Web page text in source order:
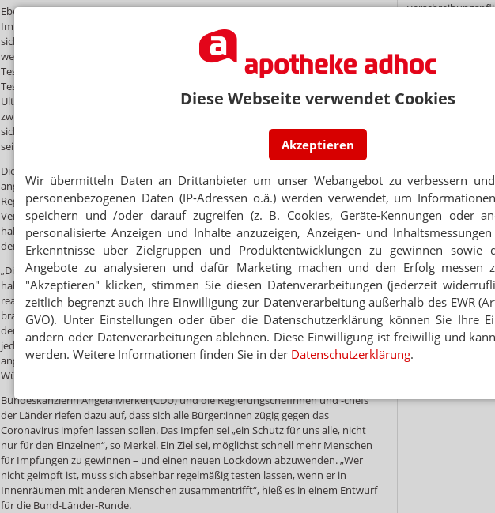
Diese Webseite verwendet Cookies
Akzeptieren
Wir übermitteln Daten an Drittanbieter um unser Webangebot zu verbessern
personenbezogenen Daten (IP-Adressen o.ä.) werden verwendet, um
speichern und /oder darauf zugreifen (z. B. Cookies, Geräte-Kennungen oder
personalisierte Anzeigen und Inhalte anzuzeigen, Anzeigen- und
Erkenntnisse über Zielgruppen und Produktentwicklungen zu gewinnen sowie
Angebote zu analysieren und dafür Marketing machen und den Erfolg messen
"Akzeptieren" klicken, stimmen Sie diesen Datenverarbeitungen (jederzeit
zeitlich begrenzt auch Ihre Einwilligung zur Datenverarbeitung außerhalb des EWR
GVO). Unter Einstellungen oder über die Datenschutzerklärung können Sie Ihre
ändern oder Datenverarbeitungen ablehnen. Diese Einwilligung ist freiwillig und
werden. Weitere Informationen finden Sie in der Datenschutzerklärung.
Ebenfalls unschlüssig ist ein Apotheker aus Nordrhein-Westfalen. „Mein erster
Impuls war, das Testzentrum sofort zu schließen“, sagt er. Allerdings befinde er
sich in einer „moralischen Zwickmühle“, da Test für Personen, die nicht geimpft
werden könnten, wichtig seien. Sicherlich werde er das extra eingestellte
Testpersonal und die Testzeiten reduzieren. „Meine Sorge dabei ist, wie ich diese
Tests abrechnungstechnisch nachweisen soll. Soll ich bei Schwangeren ein
Ultraschallbild einreichen?“ Wenn er weiter macht, könnte er sich einen Preis
zwischen 20 und 25 Euro vorstellen – „damit es Spaß macht“. Für Menschen, die
sich nicht impfen lassen wollten, könnte der Preis allerdings nicht teuer genug
sein, betont er.
Die City-Apotheke im baden-württembergischen Engen testet bereits seit Juli
angesichts der neuen Anforderungen nicht mehr. „Die Vorgaben der
Regierenden empfinden wir als völlig aus der Welt und auch die abgesenkte
Vergütung verbessert die Situation nicht“, sagt PTA Ariel Wagner. Aber Qualität
habe nun einmal ihren Preis. In der Apotheke führe das oft zu Beschwerden –
denn in der Region sei die Zahl der Teststellen zurückgegangen.
„Die meisten Kunden haben nach einer Erklärung zwar Verständnis und viele
haben das auf ihrer Suche wohl auch schon öfter gehört, aber verärgert
reagieren viele. Manche sind regelrecht verzweifelt, weil sie jetzt einen Test
brauchen oder wollen und das Angebot, vor allem in den kleineren Orten, in
denen unsere Apotheken sind, nahezu bei Null ist.“ Die Nachfragen gingen
jedoch deutlich zurück: Während das Testen Mitte Juli etwa zehnmal täglich
angefragt worden sei, gebe es seit Beginn der Sommerferien in Baden-
Württemberg auch Tage ohne Nachfragen.
Bundeskanzlerin Angela Merkel (CDU) und die Regierungschefinnen und -chefs
der Länder riefen dazu auf, dass sich alle Bürger:innen zügig gegen das
Coronavirus impfen lassen sollen. Das Impfen sei „ein Schutz für uns alle, nicht
nur für den Einzelnen“, so Merkel. Ein Ziel sei, möglichst schnell mehr Menschen
für Impfungen zu gewinnen – und einen neuen Lockdown abzuwenden. „Wer
nicht geimpft ist, muss sich absehbar regelmäßig testen lassen, wenn er in
Innenräumen mit anderen Menschen zusammentrifft“, hieß es in einem Entwurf
für die Bund-Länder-Runde.